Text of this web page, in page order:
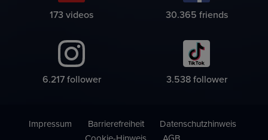
185 videos 32.578friends
6.671follower 3.796follower
Impressum Barrierefreiheit
Datenschutzhinweis